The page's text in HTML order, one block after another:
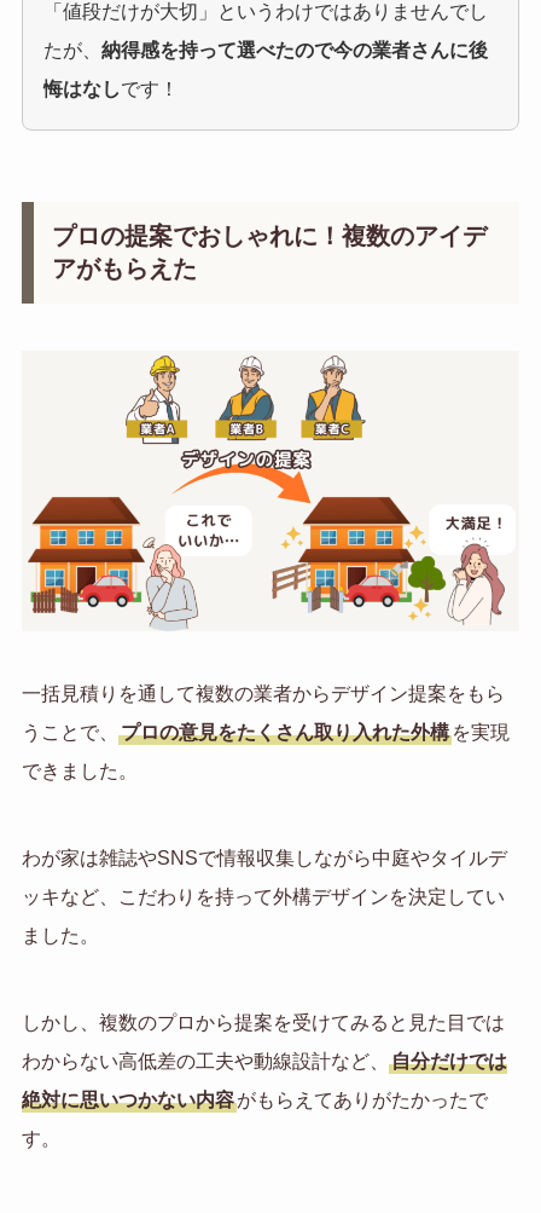
「値段だけが大切」というわけではありませんでし
たが、 納得感を持って選べたので今の業者さんに後
悔はなしです！
プロの提案でおしゃれに！複数のアイデ
アがもらえた
一括見積りを通して複数の業者からデザイン提案をもら
うことで、
プロの意見をたくさん取り入れた外構を実現
できました。
わが家は雑誌やSNSで情報収集しながら中庭やタイルデ
ッキなど、こだわりを持って外構デザインを決定してい
ました。
しかし、複数のプロから提案を受けてみると見た目では
わからない高低差の工夫や動線設計など、
自分だけでは
絶対に思いつかない内容がもらえてありがたかったで
す。